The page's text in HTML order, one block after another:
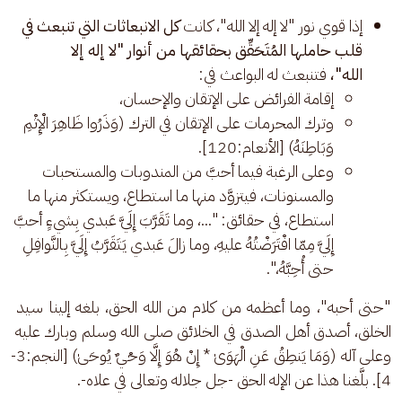
إذا قوي نور "لا إله إلا الله"، كانتكل الانبعاثات التي تنبعث في
قلب حاملها المُتَحَقِّق بحقائقها من أنوار "لا إله إلا
الله"، فتنبعث له البواعث في:
إقامة الفرائض على الإتقان والإحسان،
وترك المحرمات على الإتقان في الترك (وَذَرُوا ظَاهِرَ الْإِثْمِ
وَبَاطِنَهُ) [الأنعام:120].
وعلى الرغبة فيما أحبَّ من المندوبات والمستحبات
والمسنونات، فيتزوَّد منها ما استطاع، ويستكثر منها ما
استطاع، في حقائق: "...، وما تَقَرَّبَ إِلَيَّ عَبدي بِشيءٍ أحبَّ
إِلَيَّ مِمّا افْتَرَضْتُهُ عليهِ، وما زالَ عَبدي يَتَقَرَّبُ إِلَيَّ بِالنَّوافِلِ
حتى أُحِبَّهُ،".
"حتى أحبه"، وما أعظمه من كلام من الله الحق، بلغه إلينا سيد
الخلق، أصدق أهل الصدق في الخلائق صلى الله وسلم وبارك عليه
وعلى آله (وَمَا يَنطِقُ عَنِ الْهَوَىٰ * إِنْ هُوَ إِلَّا وَحْيٌ يُوحَىٰ) [النجم:3-
4]. بلَّغنا هذا عن الإله الحق -جل جلاله وتعالى في علاه-.